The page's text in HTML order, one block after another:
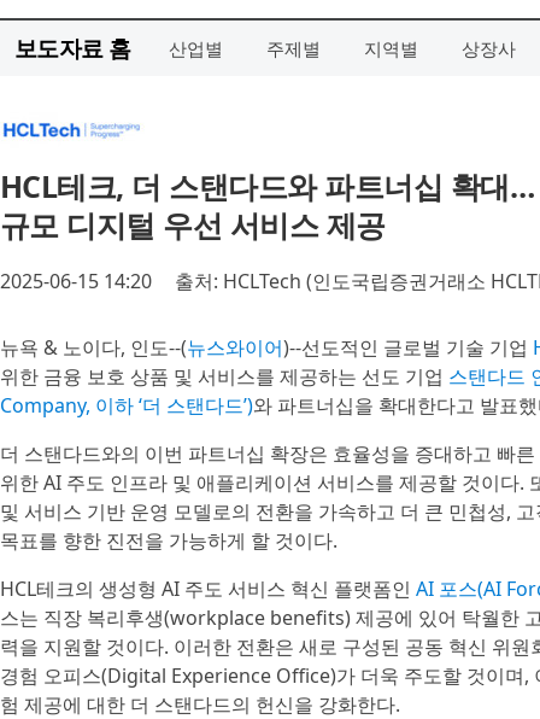
보도자료 홈 산업별 주제별 지역별 상장사
HCL테크, 더 스탠다드와 파트너십 확대
규모 디지털 우선 서비스 제공
2025-06-15 14:20 출처: HCLTech (인도국립증권거래소
뉴욕 & 노이다, 인도--(뉴스와이어)--선도적인 글로벌 기술 기업
위한 금융 보호 상품 및 서비스를 제공하는 선도 기업 스탠다드
Company, 이하 ‘더 스탠다드’)와 파트너십을 확대한다고 발표
더 스탠다드와의 이번 파트너십 확장은 효율성을 증대하고 빠
위한 AI 주도 인프라 및 애플리케이션 서비스를 제공할 것이다.
및 서비스 기반 운영 모델로의 전환을 가속하고 더 큰 민첩성,
목표를 향한 진전을 가능하게 할 것이다.
HCL테크의 생성형 AI 주도 서비스 혁신 플랫폼인 AI 포스(AI
스는 직장 복리후생(workplace benefits) 제공에 있어 탁월한
력을 지원할 것이다. 이러한 전환은 새로 구성된 공동 혁신 위
경험 오피스(Digital Experience Office)가 더욱 주도할 것이며,
험 제공에 대한 더 스탠다드의 헌신을 강화한다.